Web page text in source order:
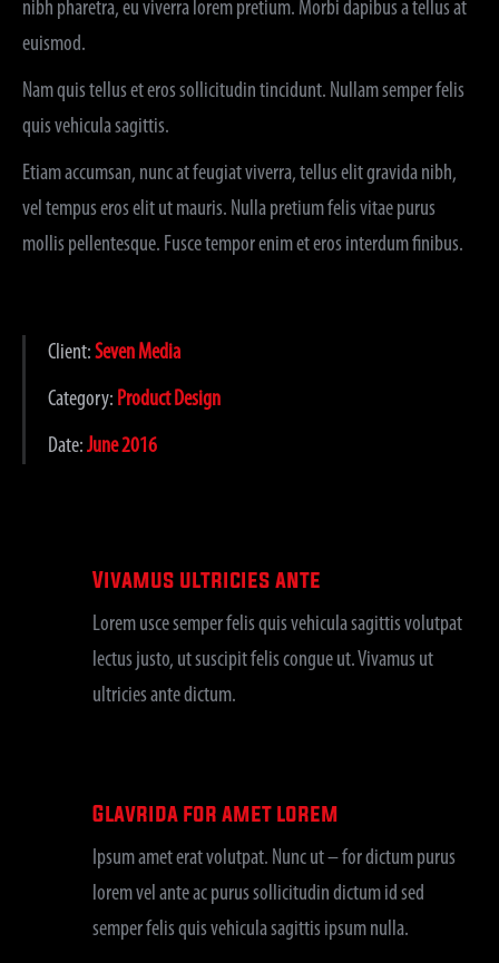
nibh pharetra, eu viverra lorem pretium. Morbi dapibus a tellus at
euismod.
Nam quis tellus et eros sollicitudin tincidunt. Nullam semper felis
quis vehicula sagittis.
Etiam accumsan, nunc at feugiat viverra, tellus elit gravida nibh,
vel tempus eros elit ut mauris. Nulla pretium felis vitae purus
mollis pellentesque. Fusce tempor enim et eros interdum finibus.
Client: Seven Media
Category: Product Design
Date: June 2016
Vivamus ultricies ante
Lorem usce semper felis quis vehicula sagittis volutpat
lectus justo, ut suscipit felis congue ut. Vivamus ut
ultricies ante dictum.
Glavrida for amet lorem
Ipsum amet erat volutpat. Nunc ut – for dictum purus
lorem vel ante ac purus sollicitudin dictum id sed
semper felis quis vehicula sagittis ipsum nulla.